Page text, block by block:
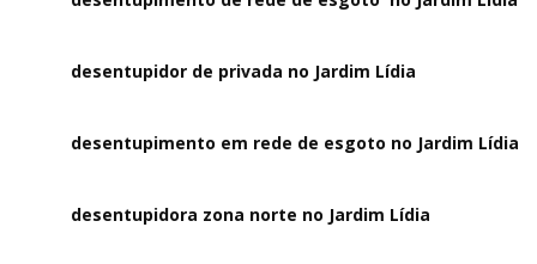
desentupidor de privada no Jardim Lídia
desentupimento em rede de esgoto no Jardim Lídia
desentupidora zona norte no Jardim Lídia